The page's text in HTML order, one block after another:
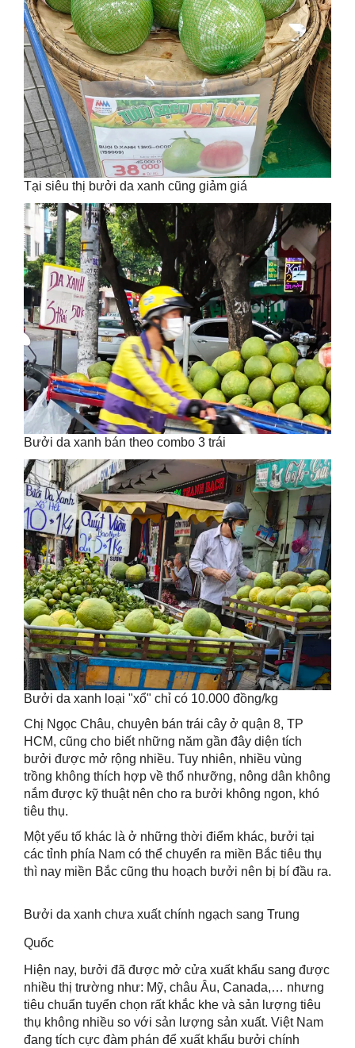
Tại siêu thị bưởi da xanh cũng giảm giá
Bưởi da xanh bán theo combo 3 trái
Bưởi da xanh loại "xổ" chỉ có 10.000 đồng/kg
Chị Ngọc Châu, chuyên bán trái cây ở quận 8, TP
HCM, cũng cho biết những năm gần đây diện tích
bưởi được mở rộng nhiều. Tuy nhiên, nhiều vùng
trồng không thích hợp về thổ nhưỡng, nông dân không
nắm được kỹ thuật nên cho ra bưởi không ngon, khó
tiêu thụ.
Một yếu tố khác là ở những thời điểm khác, bưởi tại
các tỉnh phía Nam có thể chuyển ra miền Bắc tiêu thụ
thì nay miền Bắc cũng thu hoạch bưởi nên bị bí đầu ra.
Bưởi da xanh chưa xuất chính ngạch sang Trung
Quốc
Hiện nay, bưởi đã được mở cửa xuất khẩu sang được
nhiều thị trường như: Mỹ, châu Âu, Canada,… nhưng
tiêu chuẩn tuyển chọn rất khắc khe và sản lượng tiêu
thụ không nhiều so với sản lượng sản xuất. Việt Nam
đang tích cực đàm phán để xuất khẩu bưởi chính